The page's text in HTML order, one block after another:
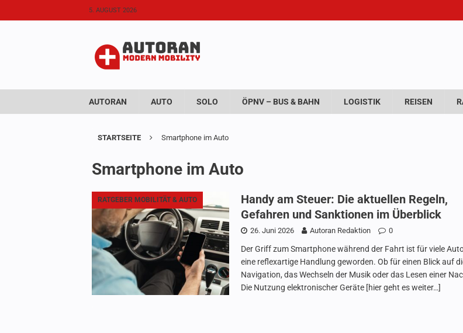
5. AUGUST 2026
AUTORAN AUTO SOLO ÖPNV – BUS & BAHN LOGISTIK REISEN
STARTSEITE Smartphone im Auto
Smartphone im Auto
RATGEBER MOBILITÄT & AUTO
Handy am Steuer: Die aktuellen Regeln,
Gefahren und Sanktionen im Überblick
26. Juni 2026 Autoran Redaktion 0
Der Griff zum Smartphone während der Fahrt ist für viele
eine reflexartige Handlung geworden. Ob für einen Blick auf
Navigation, das Wechseln der Musik oder das Lesen einer
Die Nutzung elektronischer Geräte [hier geht es weiter…]